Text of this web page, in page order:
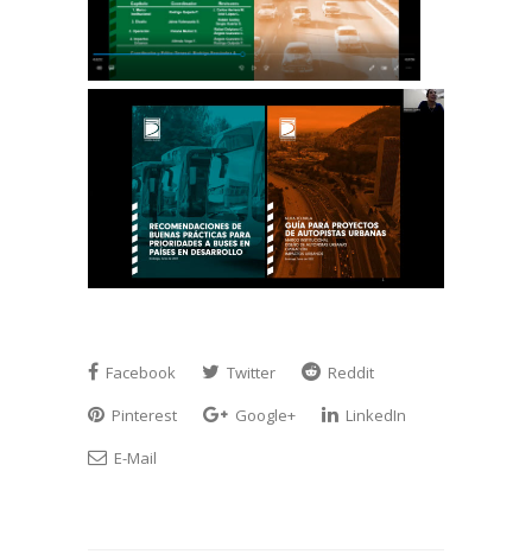
Facebook Twitter
Reddit
Pinterest
Google+
LinkedIn
E-Mail